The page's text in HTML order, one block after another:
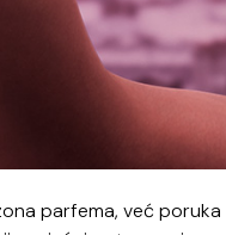
parfema, već poruka